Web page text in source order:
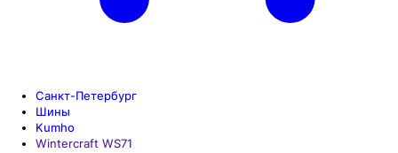
Санкт-Петербург
Шины
Kumho
Wintercraft WS71